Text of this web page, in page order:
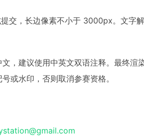
交，长边像素不小于 3000px。文字
，建议使用中英文双语注释。最终渲
或水印，否则取消参赛资格。